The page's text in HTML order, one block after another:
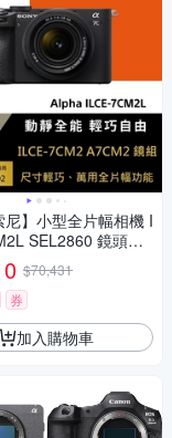
尼】小型全片幅相機 I
SEL2860 鏡頭組
固18+6個月)
$70,431
券
加入購物車